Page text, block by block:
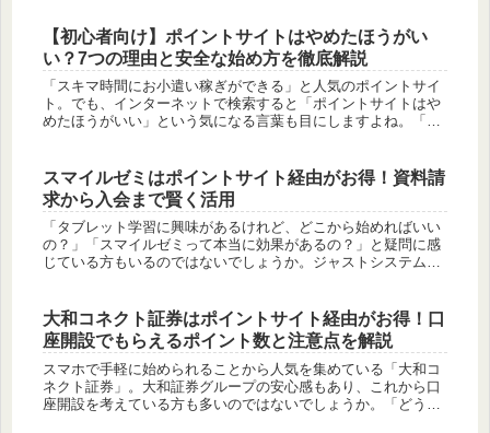
【初心者向け】ポイントサイトはやめたほうがい
い？7つの理由と安全な始め方を徹底解説
「スキマ時間にお小遣い稼ぎができる」と人気のポイントサイ
ト。でも、インターネットで検索すると「ポイントサイトはや
めたほうがいい」という気になる言葉も目にしますよね。「本
スマイルゼミはポイントサイト経由がお得！資料請
求から入会まで賢く活用
「タブレット学習に興味があるけれど、どこから始めればいい
の？」「スマイルゼミって本当に効果があるの？」と疑問に感
じている方もいるのではないでしょうか。ジャストシステムが
大和コネクト証券はポイントサイト経由がお得！口
座開設でもらえるポイント数と注意点を解説
スマホで手軽に始められることから人気を集めている「大和コ
ネクト証券」。大和証券グループの安心感もあり、これから口
座開設を考えている方も多いのではないでしょうか。「どうせ